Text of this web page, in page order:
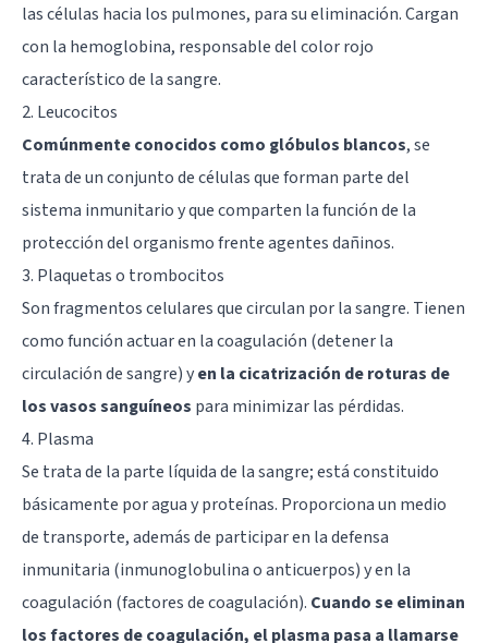
las células hacia los pulmones, para su eliminación. Cargan
con la hemoglobina, responsable del color rojo
característico de la sangre.
2. Leucocitos
Comúnmente conocidos como glóbulos blancos, se
trata de un conjunto de células que forman parte del
sistema inmunitario y que comparten la función de la
protección del organismo frente agentes dañinos.
3. Plaquetas o trombocitos
Son fragmentos celulares que circulan por la sangre. Tienen
como función actuar en la coagulación (detener la
circulación de sangre) yen la cicatrización de roturas de
los vasos sanguíneos para minimizar las pérdidas.
4. Plasma
Se trata de la parte líquida de la sangre; está constituido
básicamente por agua y proteínas. Proporciona un medio
de transporte, además de participar en la defensa
inmunitaria (inmunoglobulina o anticuerpos) y en la
coagulación (factores de coagulación). Cuando se eliminan
los factores de coagulación, el plasma pasa a llamarse